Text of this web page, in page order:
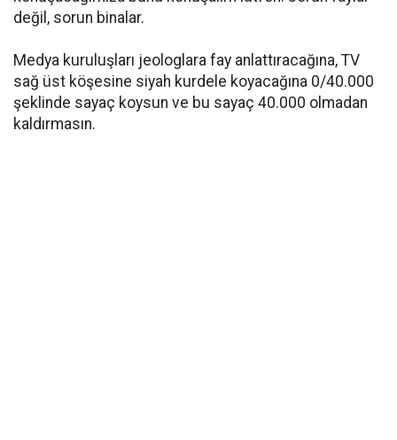
değil, sorun binalar.
Medya kuruluşları jeologlara fay anlattıracağına, TV
sağ üst köşesine siyah kurdele koyacağına 0/40.000
şeklinde sayaç koysun ve bu sayaç 40.000 olmadan
kaldırmasın.